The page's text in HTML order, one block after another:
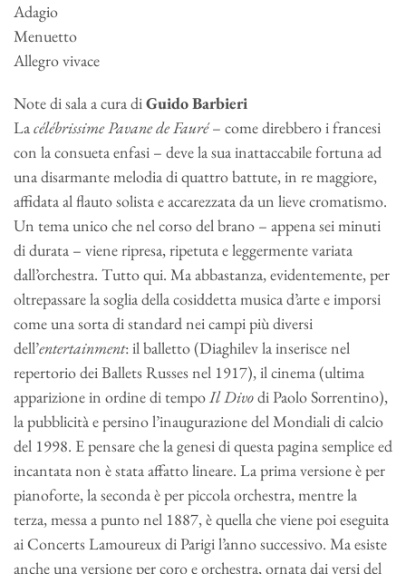
Adagio
Menuetto
Allegro vivace
Note di sala a cura diGuido Barbieri
Lacélébrissime Pavane de Fauré– come direbbero i francesi
con la consueta enfasi – deve la sua inattaccabile fortuna ad
una disarmante melodia di quattro battute, in re maggiore,
affidata al flauto solista e accarezzata da un lieve cromatismo.
Un tema unico che nel corso del brano – appena sei minuti
di durata – viene ripresa, ripetuta e leggermente variata
dall’orchestra. Tutto qui. Ma abbastanza, evidentemente, per
oltrepassare la soglia della cosiddetta musica d’arte e imporsi
come una sorta di standard nei campi più diversi
dell’entertainment: il balletto (Diaghilev la inserisce nel
repertorio dei Ballets Russes nel 1917), il cinema (ultima
apparizione in ordine di tempoIl Divodi Paolo Sorrentino),
la pubblicità e persino l’inaugurazione del Mondiali di calcio
del 1998. E pensare che la genesi di questa pagina semplice ed
incantata non è stata affatto lineare. La prima versione è per
pianoforte, la seconda è per piccola orchestra, mentre la
terza, messa a punto nel 1887, è quella che viene poi eseguita
ai Concerts Lamoureux di Parigi l’anno successivo. Ma esiste
anche una versione per coro e orchestra, ornata dai versi del